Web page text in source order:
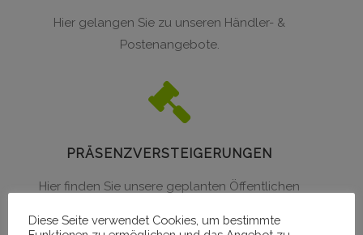
Hier gelangen Sie zu unseren Händler- &
Postenangebote.
PRÄSENZVERSTEIGERUNGEN
Hier finden Sie unsere geplanten Öffentlichen
Diese Seite verwendet Cookies, um bestimmte